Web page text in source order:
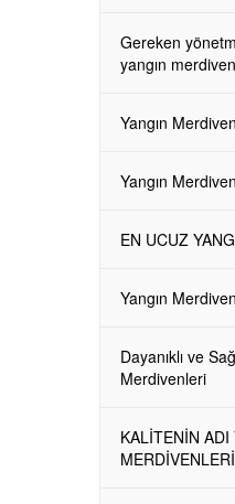
Gereken
yangın
Yangın
Yangın
EN UCUZ
Yangın
Dayanıklı ve
Merdivenleri
KALİTENİN ADI
MERDİVENLERİ